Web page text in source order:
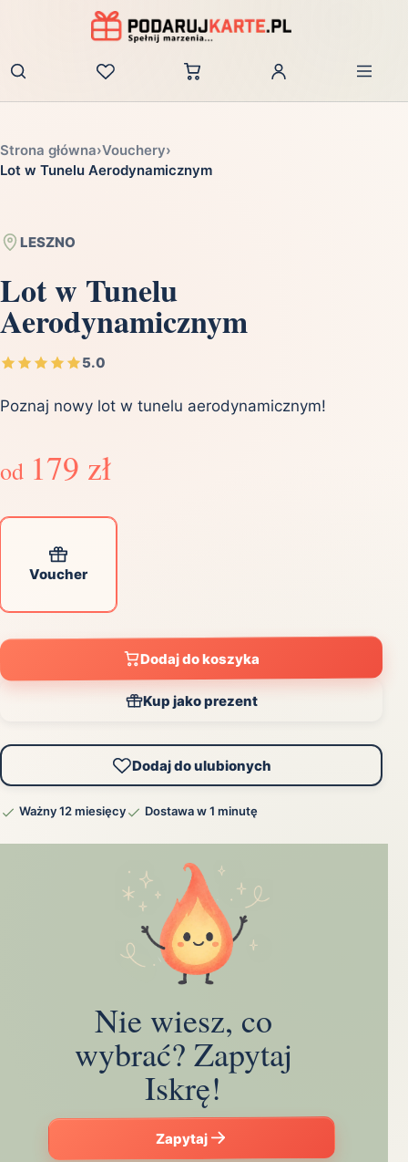
Zaloguj
Strona główna›Vouchery›
Lot w Tunelu Aerodynamicznym
LESZNO
Lot w Tunelu
Aerodynamicznym
5.0
Poznaj nowy lot w tunelu aerodynamicznym!
od 179 zł
Voucher
Dodaj do koszyka
Kup jako prezent
Dodaj do ulubionych
Ważny 12 miesięcy Dostawa w 1 minutę
Nie wiesz, co
wybrać? Zapytaj
Iskrę!
Zapytaj